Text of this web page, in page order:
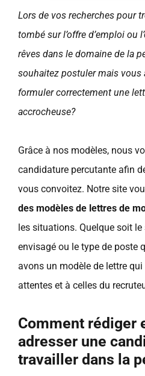
Lors de vos recherches pour
tombé sur l’offre d’emploi ou
rêves dans le domaine de la
souhaitez postuler mais vous
formuler correctement une
accrocheuse?
Grâce à nos modèles, nous
candidature percutante afin
vous convoitez. Notre site
des modèles de lettres de
les situations. Quelque soit le
envisagé ou le type de poste
avons un modèle de lettre
attentes et à celles du
Comment rédiger
adresser une
travailler dans la